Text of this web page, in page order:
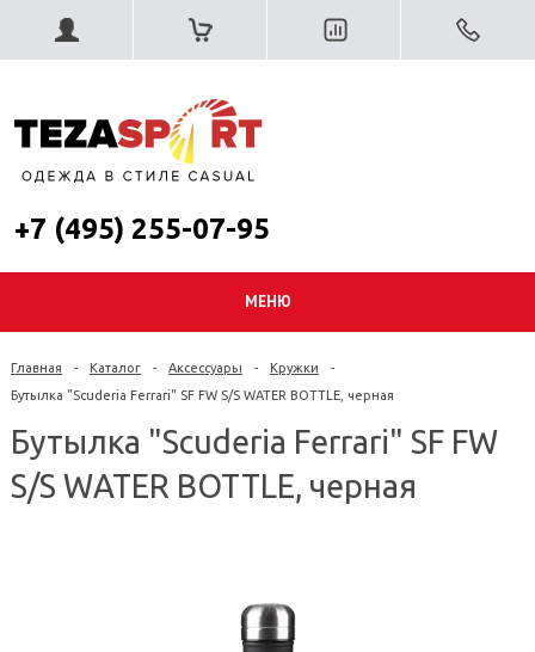
+7 (495) 255-07-95
МЕНЮ
Главная - Каталог - Аксессуары - Кружки
-
Бутылка "Scuderia Ferrari" SF FW S/S WATER BOTTLE, черная
Бутылка "Scuderia Ferrari" SF FW
S/S WATER BOTTLE, черная